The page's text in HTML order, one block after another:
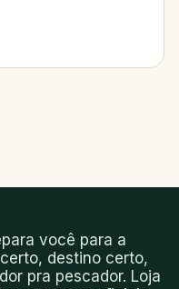
você para a
destino certo,
pra pescador. Loja